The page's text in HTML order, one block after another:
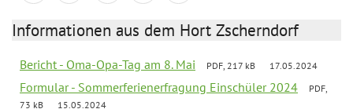
Informationen aus dem Hort Zscherndorf
Bericht - Oma-Opa-Tag am 8. Mai PDF, 217 kB 17.05.2024
Formular - Sommerferienerfragung Einschüler 2024
PDF,
73 kB
15.05.2024